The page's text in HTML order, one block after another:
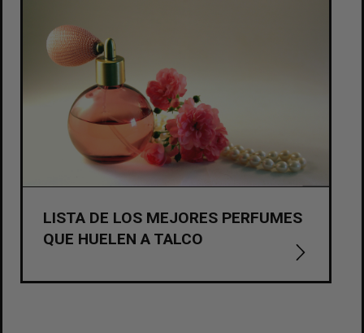
LISTA DE LOS MEJORES PERFUMES
QUE HUELEN A TALCO